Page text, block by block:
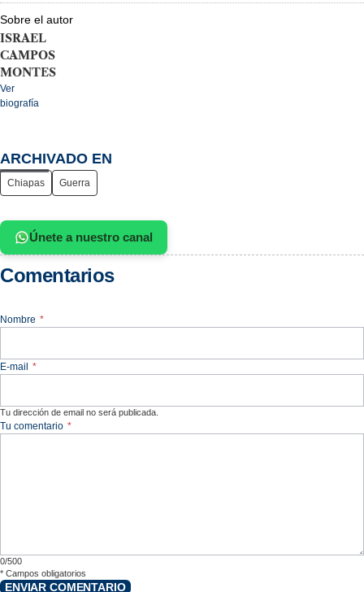
Sobre el autor
ISRAEL
CAMPOS
MONTES
Ver
biografía
ARCHIVADO EN
Chiapas Guerra
Únete a nuestro canal
Comentarios
Nombre *
E-mail *
Tu dirección de email no será publicada.
Tu comentario *
0/500
* Campos obligatorios
ENVIAR COMENTARIO